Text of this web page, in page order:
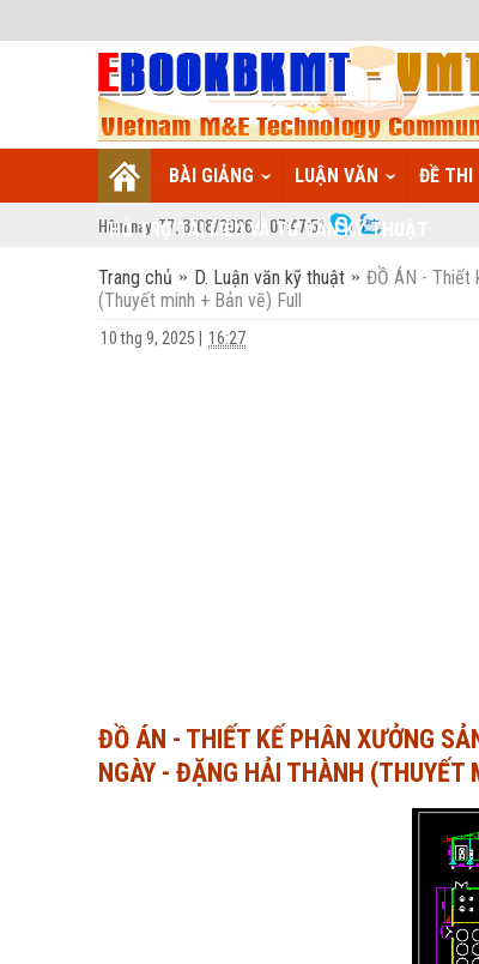
BÀI GIẢNG LUẬN VĂN ĐỀ THI
HỖ TRỢ TÀI LIỆU VÀ TƯ VẤN KỸ THUẬT
Hôm nay: T7, 8/08/2026 07:47:52
Trang chủ D. Luận văn kỹ thuật
ĐỒ ÁN - Thiết
(Thuyết minh + Bản vẽ) Full
10 thg 9, 2025 16:27
ĐỒ ÁN - THIẾT KẾ PHÂN XƯỞNG
NGÀY - ĐẶNG HẢI THÀNH (THUYẾT